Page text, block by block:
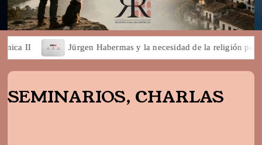
II Jürgen Habermas y la necesidad de la religión para la
SEMINARIOS, CHARLAS